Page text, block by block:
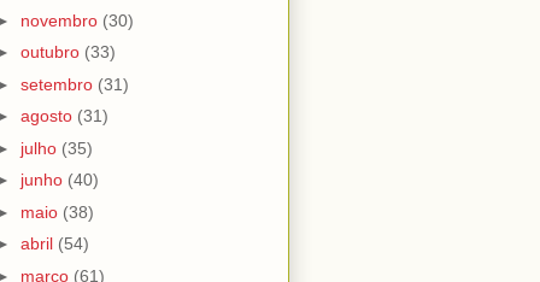
novembro (30)
outubro (33)
setembro (31)
agosto (31)
julho (35)
junho (40)
maio (38)
abril (54)
março (61)